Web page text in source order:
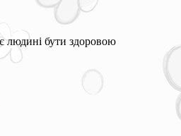
людині бути здоровою